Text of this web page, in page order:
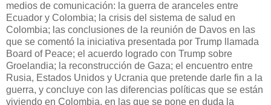
medios de comunicación: la guerra de aranceles entre
Ecuador y Colombia; la crisis del sistema de salud en
Colombia; las conclusiones de la reunión de Davos en las
que se comentó la iniciativa presentada por Trump llamada
Board of Peace; el acuerdo logrado con Trump sobre
Groelandia; la reconstrucción de Gaza; el encuentro entre
Rusia, Estados Unidos y Ucrania que pretende darle fin a la
guerra, y concluye con las diferencias políticas que se están
viviendo en Colombia, en las que se pone en duda la